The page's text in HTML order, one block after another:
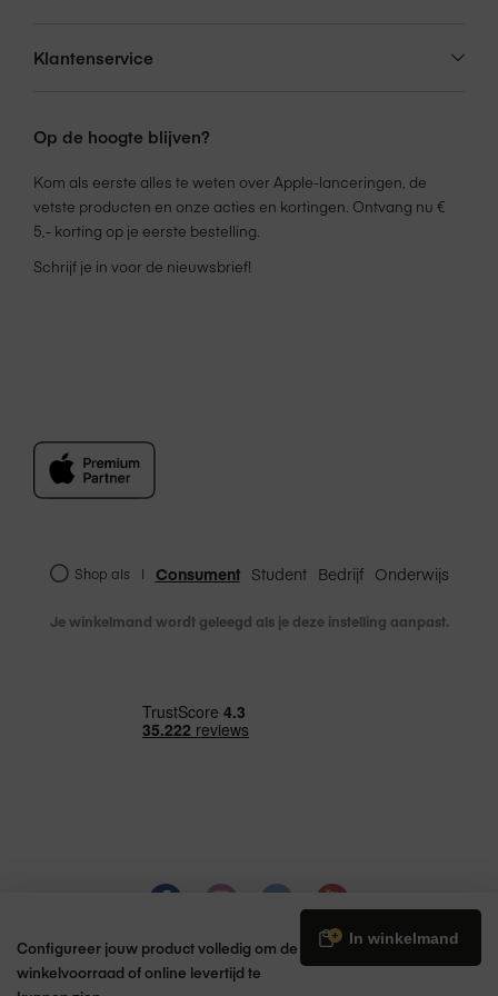
Configureer jouw product volledig om de
winkelvoorraad of online levertijd te
In winkelmand
Klantenservice
Op de hoogte blijven?
Kom als eerste alles te weten over Apple-lanceringen, de
vetste producten en onze acties en kortingen. Ontvang nu €
5,- korting op je eerste bestelling.
Schrijf je in voor de nieuwsbrief!
Shop als | Consument Student Bedrijf Onderwijs
Je winkelmand wordt geleegd als je deze instelling aanpast.